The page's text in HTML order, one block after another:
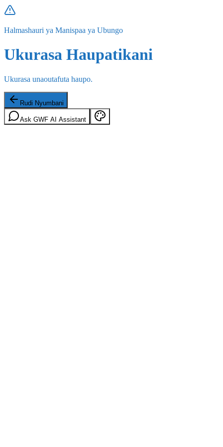
Halmashauri ya Manispaa ya Ubungo
Ukurasa Haupatikani
Ukurasa unaoutafuta haupo.
Rudi Nyumbani
Ask GWF AI Assistant